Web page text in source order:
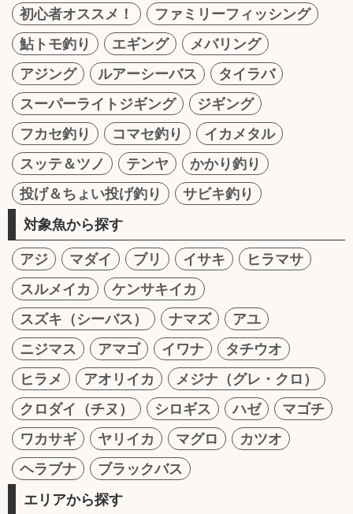
初心者オススメ！
ファミリーフィッシング
鮎トモ釣り
エギング
メバリング
アジング
ルアーシーバス
タイラバ
スーパーライトジギング
ジギング
フカセ釣り
コマセ釣り
イカメタル
スッテ＆ツノ
テンヤ
かかり釣り
投げ＆ちょい投げ釣り
サビキ釣り
対象魚から探す
アジ マダイ ブリ イサキ
ヒラマサ
スルメイカ
ケンサキイカ
スズキ（シーバス）
ナマズ
アユ
ニジマス
アマゴ イワナ
タチウオ
ヒラメ
アオリイカ
メジナ（グレ・クロ）
クロダイ（チヌ）
シロギス ハゼ
マゴチ
ワカサギ
ヤリイカ マグロ
カツオ
ヘラブナ
ブラックバス
エリアから探す